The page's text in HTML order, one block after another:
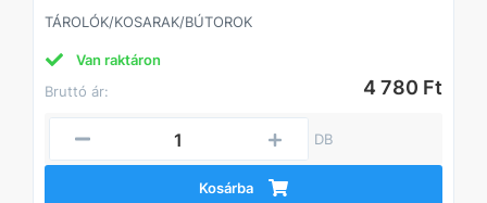
TÁROLÓK/KOSARAK/BÚTOROK
Van raktáron
Bruttó ár:
4 780 Ft
DB
Kosárba